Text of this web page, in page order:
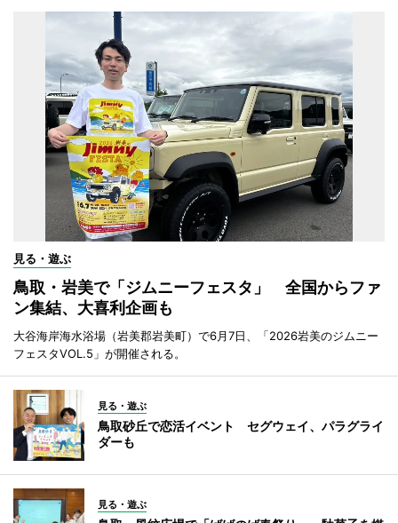
見る・遊ぶ
鳥取・岩美で「ジムニーフェスタ」 全国からファ
ン集結、大喜利企画も
大谷海岸海水浴場（岩美郡岩美町）で6月7日、「2026岩美のジムニー
フェスタVOL.5」が開催される。
見る・遊ぶ
鳥取砂丘で恋活イベント セグウェイ、パラグライ
ダーも
見る・遊ぶ